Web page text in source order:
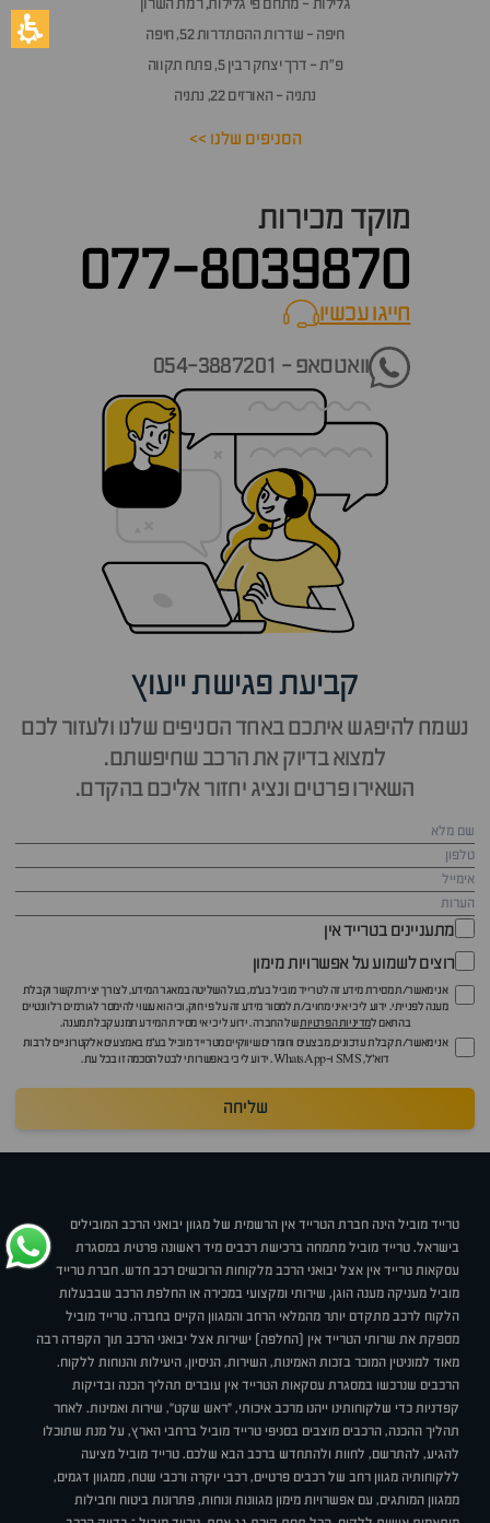
גלילות - מתחם פי גלילות, רמת השרון
חיפה - שדרות ההסתדרות 52, חיפה
פ״ת - דרך יצחק רבין 5, פתח תקווה
נתניה - האורזים 22, נתניה
הסניפים שלנו >>
מוקד מכירות
077-8039870
חייגו עכשיוcall now
וואטסאפ - 054-3887201
קביעת פגישת ייעוץ
נשמח להיפגש איתכם באחד הסניפים שלנו ולעזור לכם
למצוא בדיוק את הרכב שחיפשתם.
השאירו פרטים ונציג יחזור אליכם בהקדם.
מתעניינים בטרייד אין
רוצים לשמוע על אפשרויות מימון
אני מאשר/ת מסירת מידע זה לטרייד מוביל בע"מ, בעל השליטה במאגר המידע, לצורך יצירת קשר וקבלת
מענה לפנייתי. ידוע לי כי איני מחויב/ת למסור מידע זה על פי חוק, וכי הוא עשוי להימסר לגורמים רלוונטיים
בהתאם למדיניות הפרטיותשל החברה. ידוע לי כי אי מסירת המידע תמנע קבלת מענה.
אני מאשר/ת קבלת עדכונים, מבצעים וחומרים שיווקיים מטרייד מוביל בע"מ באמצעים אלקטרוניים לרבות
דוא״ל, SMS ו-WhatsApp. ידוע לי כי באפשרותי לבטל הסכמה זו בכל עת.
שליחה
טרייד מוביל הינה חברת הטרייד אין הרשמית של מגוון יבואני הרכב המובילים
בישראל. טרייד מוביל מתמחה ברכישת רכבים מיד ראשונה פרטית במסגרת
עסקאות טרייד אין אצל יבואני הרכב מלקוחות הרוכשים רכב חדש. חברת טרייד
מוביל מעניקה מענה הוגן, שירותי ומקצועי במכירה או החלפת הרכב שבבעלות
הלקוח לרכב מתקדם יותר מהמלאי הרחב והמגוון הקיים בחברה. טרייד מוביל
מספקת את שרותי הטרייד אין (החלפה) ישירות אצל יבואני הרכב תוך הקפדה רבה
מאוד למוניטין המוכר בזכות האמינות, השירות, הניסיון, היעילות והנוחות ללקוח.
הרכבים שנרכשו במסגרת עסקאות הטרייד אין עוברים תהליך הכנה ובדיקות
קפדניות כדי שלקוחותינו ייהנו מרכב איכותי, "ראש שקט", שירות ואמינות. לאחר
תהליך ההכנה, הרכבים מוצבים בסניפי טרייד מוביל ברחבי הארץ, על מנת שתוכלו
להגיע, להתרשם, לחוות ולהתחדש ברכב הבא שלכם. טרייד מוביל מציעה
ללקוחותיה מגוון רחב של רכבים פרטיים, רכבי יוקרה ורכבי שטח, ממגוון דגמים,
ממגוון המותגים, עם אפשרויות מימון מגוונות ונוחות, פתרונות ביטוח וחבילות